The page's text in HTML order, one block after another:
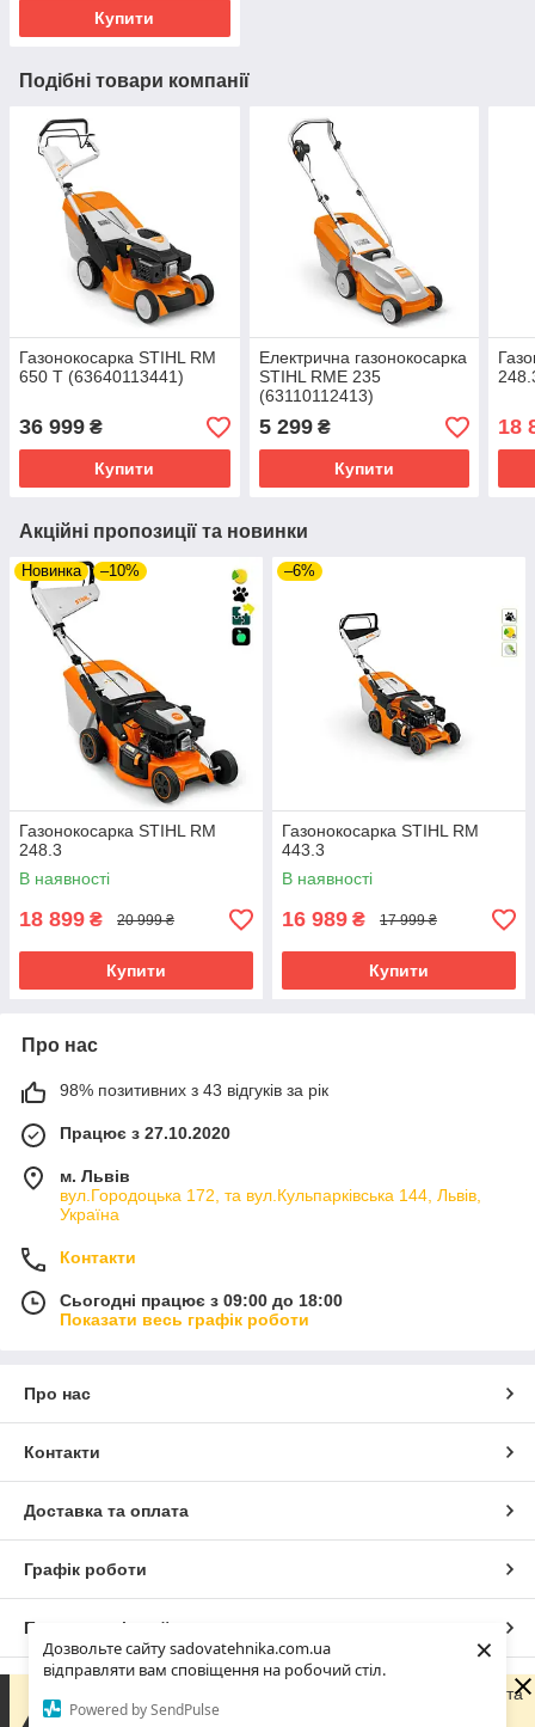
Дозвольте сайту sadovatehnika.com.ua
відправляти вам сповіщення на робочий стіл.
Powered by SendPulse
×
Купити
Подібні товари компанії
Газонокосарка STIHL RM
650 Т (63640113441)
36 999 ₴
Купити
Електрична газонокосарка
STIHL RME 235
(63110112413)
5 299₴
Купити
18
Акційні пропозиції та новинки
Новинка –10%
Газонокосарка STIHL RM
248.3
В наявності
18 899 ₴ 20 999 ₴
Купити
–6%
Газонокосарка STIHL RM
443.3
В наявності
16 989 ₴ 17 999 ₴
Купити
Про нас
98% позитивних з 43 відгуків за рік
Працює з 27.10.2020
м. Львів
вул.Городоцька 172, та вул.Кульпарківська 144, Львів,
Україна
Контакти
Сьогодні працює з 09:00 до 18:00
Показати весь графік роботи
Про нас
Контакти
Доставка та оплата
Графік роботи
Повна версія сайту
Зараз компанія не може швидко обробляти замовлення та
повідомлення, оскільки за її графіком роботи сьогодні